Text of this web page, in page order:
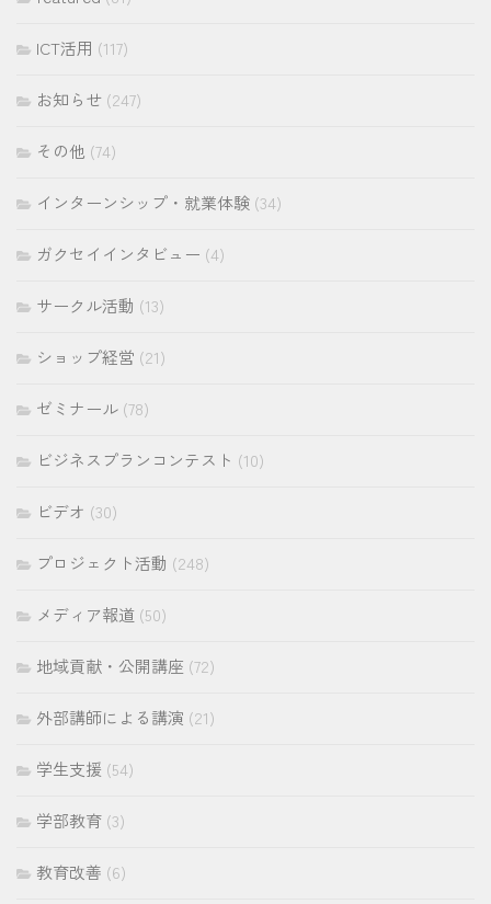
ICT活用 (117)
お知らせ (247)
その他 (74)
インターンシップ・就業体験 (34)
ガクセイインタビュー (4)
サークル活動 (13)
ショップ経営 (21)
ゼミナール (78)
ビジネスプランコンテスト (10)
ビデオ (30)
プロジェクト活動 (248)
メディア報道 (50)
地域貢献・公開講座 (72)
外部講師による講演 (21)
学生支援 (54)
学部教育 (3)
教育改善 (6)